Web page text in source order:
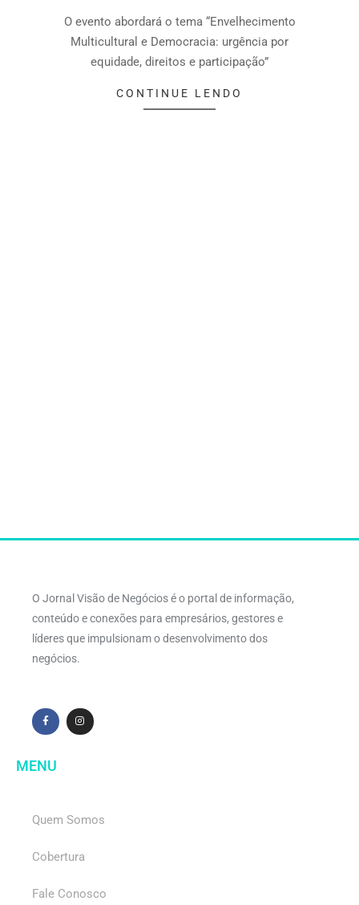
O evento abordará o tema “Envelhecimento
Multicultural e Democracia: urgência por
equidade, direitos e participação”
CONTINUE LENDO
O Jornal Visão de Negócios é o portal de informação,
conteúdo e conexões para empresários, gestores e
líderes que impulsionam o desenvolvimento dos
negócios.
MENU
Quem Somos
Cobertura
Fale Conosco